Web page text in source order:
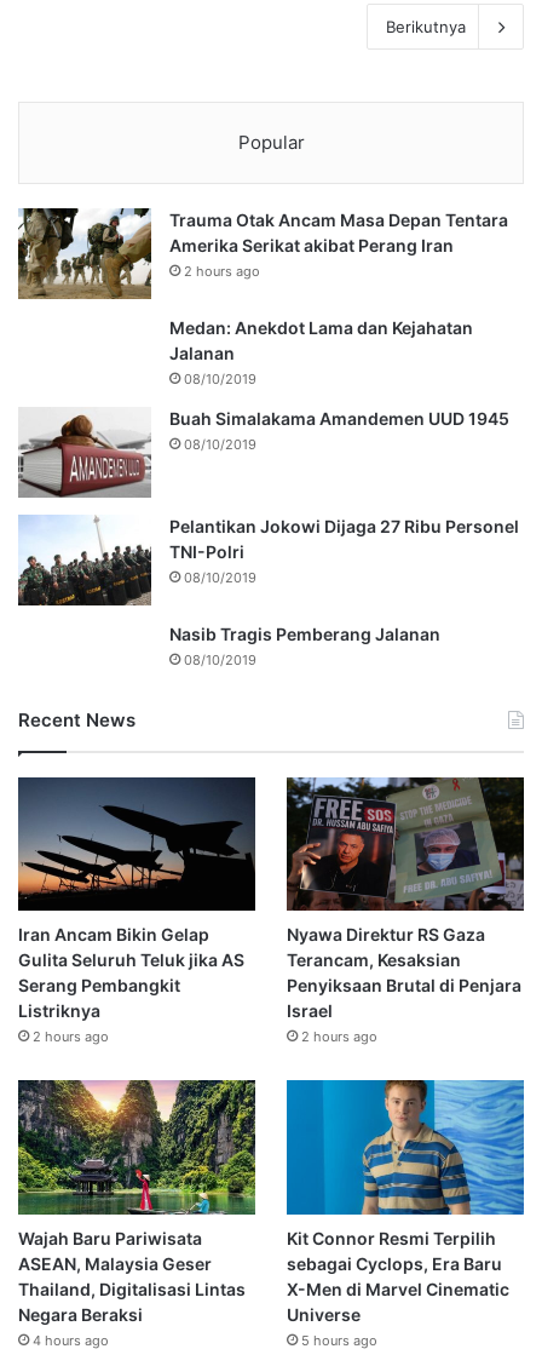
Berikutnya
Popular
Trauma Otak Ancam Masa Depan Tentara
Amerika Serikat akibat Perang Iran
2 hours ago
Medan: Anekdot Lama dan Kejahatan
Jalanan
08/10/2019
Buah Simalakama Amandemen UUD 1945
08/10/2019
Pelantikan Jokowi Dijaga 27 Ribu Personel
TNI-Polri
08/10/2019
Nasib Tragis Pemberang Jalanan
08/10/2019
Recent News
Iran Ancam Bikin Gelap
Gulita Seluruh Teluk jika AS
Serang Pembangkit
Listriknya
2 hours ago
Nyawa Direktur RS Gaza
Terancam, Kesaksian
Penyiksaan Brutal di Penjara
Israel
2 hours ago
Wajah Baru Pariwisata
ASEAN, Malaysia Geser
Thailand, Digitalisasi Lintas
Negara Beraksi
4 hours ago
Kit Connor Resmi Terpilih
sebagai Cyclops, Era Baru
X-Men di Marvel Cinematic
Universe
5 hours ago